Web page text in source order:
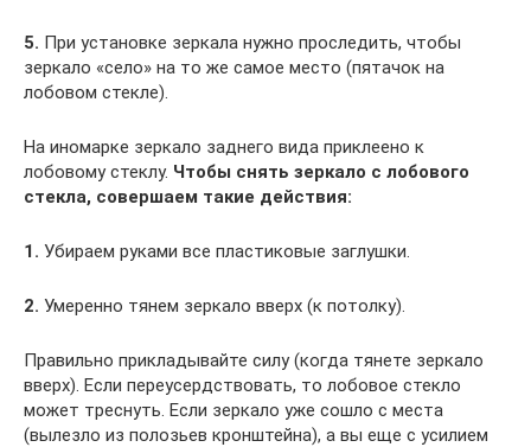
5. При установке зеркала нужно проследить, чтобы
зеркало «село» на то же самое место (пятачок на
лобовом стекле).
На иномарке зеркало заднего вида приклеено к
лобовому стеклу. Чтобы снять зеркало с лобового
стекла, совершаем такие действия:
1. Убираем руками все пластиковые заглушки.
2. Умеренно тянем зеркало вверх (к потолку).
Правильно прикладывайте силу (когда тянете зеркало
вверх). Если переусердствовать, то лобовое стекло
может треснуть. Если зеркало уже сошло с места
(вылезло из полозьев кронштейна), а вы еще с усилием